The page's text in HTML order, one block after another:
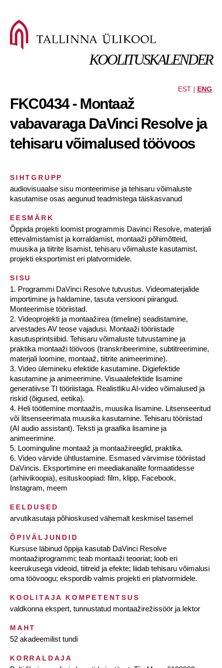
KOOLITUSKALENDER
EST | ENG
FKC0434 - Montaaž
vabavaraga DaVinci Resolve ja
tehisaru võimalused töövoos
SIHTGRUPP
audiovisuaalse sisu monteerimise ja tehisaru võimaluste
kasutamise osas aegunud teadmistega täiskasvanud
EESMÄRK
Õppida projekti loomist programmis Davinci Resolve, materjali
ettevalmistamist ja korraldamist, montaaži põhimõtteid,
muusika ja tiitrite lisamist, tehisaru võimaluste kasutamist,
projekti eksportimist eri platvormidele.
SISU
1. Programmi DaVinci Resolve tutvustus. Videomaterjalide
importimine ja haldamine, tasuta versiooni piirangud.
Monteerimise tööriistad.
2. Videoprojekti ja montaažirea (timeline) seadistamine,
arvestades AV teose vajadusi. Montaaži tööriistade
kasutusprintsiibid. Tehisaru võimaluste tutvustamine ja
praktika montaaži töövoos (transkribeerimine, subtitreerimine,
materjali loomine, montaaž, tiitrite animeerimine).
3. Video ülemineku efektide kasutamine. Digiefektide
kasutamine ja animeerimine. Visuaalefektide lisamine
generatiivse TI tööriistaga. Realistliku AI-video võimalused ja
riskid (õigused, eetika).
4. Heli töötlemine montaažis, muusika lisamine. Litsenseeritud
või litsenseerimata muusika kasutamine. Tehisaru tööriistad
(AI audio assistant). Teksti ja graafika lisamine ja
animeerimine.
5. Loominguline montaaž ja montaažireeglid, praktika.
6. Video värvide ühtlustamine. Esmased värvimise tööriistad
DaVincis. Eksportimine eri meediakanalite formaatidesse
(arhiivikoopia), esituskoopiad: film, klipp, Facebook,
Instagram, meem
EELDUSED
arvutikasutaja põhioskused vähemalt keskmisel tasemel
ÕPIVÄLJUNDID
Kursuse läbinud õppija kasutab DaVinci Resolve
montaažiprogrammi; teab montaaži teooriat; loob eri
keerukusega videoid, tiitreid ja efekte; liidab tehisaru võimalusi
oma töövoogu; ekspordib valmis projekti eri platvormidele.
KOOLITAJA KOMPETENTSUS
valdkonna ekspert, tunnustatud montaažirežissöör ja lektor
MAHT
52 akadeemilist tundi
KORRALDAJA